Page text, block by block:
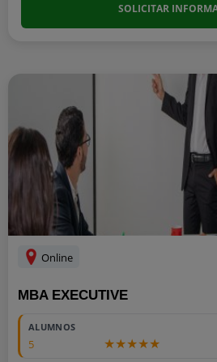
SOLICITAR
Online
MBA EXECUTIVE
ALUMNOS
5